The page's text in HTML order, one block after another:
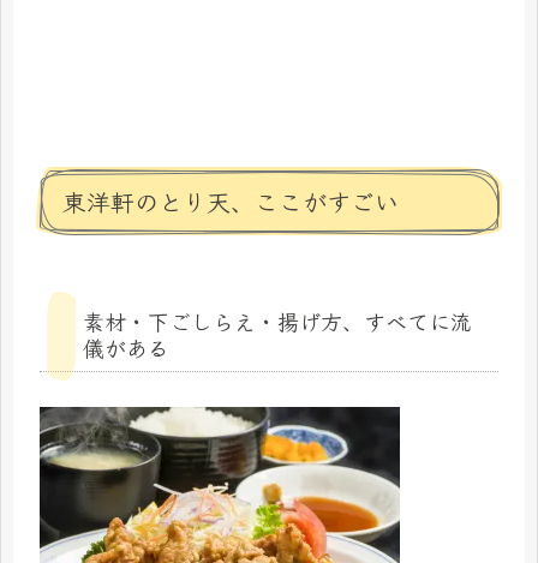
東洋軒のとり天、ここがすごい
素材・下ごしらえ・揚げ方、すべてに流
儀がある